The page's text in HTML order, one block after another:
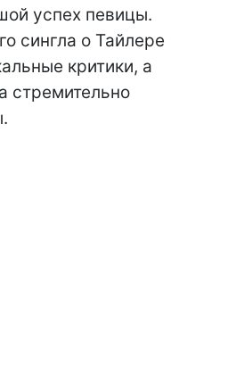
успех певицы.
сингла о Тайлере
критики, а
стремительно